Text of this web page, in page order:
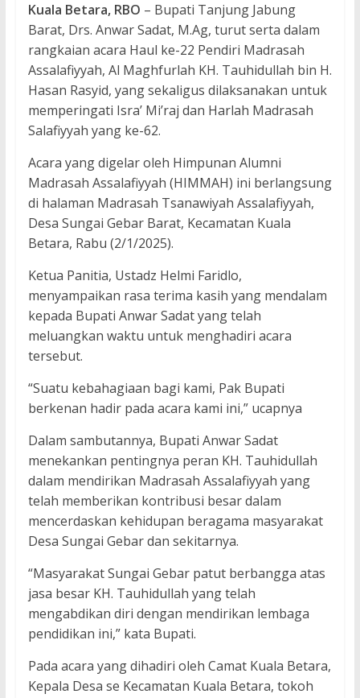
Kuala Betara, RBO – Bupati Tanjung Jabung
Barat, Drs. Anwar Sadat, M.Ag, turut serta dalam
rangkaian acara Haul ke-22 Pendiri Madrasah
Assalafiyyah, Al Maghfurlah KH. Tauhidullah bin H.
Hasan Rasyid, yang sekaligus dilaksanakan untuk
memperingati Isra’ Mi’raj dan Harlah Madrasah
Salafiyyah yang ke-62.
Acara yang digelar oleh Himpunan Alumni
Madrasah Assalafiyyah (HIMMAH) ini berlangsung
di halaman Madrasah Tsanawiyah Assalafiyyah,
Desa Sungai Gebar Barat, Kecamatan Kuala
Betara, Rabu (2/1/2025).
Ketua Panitia, Ustadz Helmi Faridlo,
menyampaikan rasa terima kasih yang mendalam
kepada Bupati Anwar Sadat yang telah
meluangkan waktu untuk menghadiri acara
tersebut.
“Suatu kebahagiaan bagi kami, Pak Bupati
berkenan hadir pada acara kami ini,” ucapnya
Dalam sambutannya, Bupati Anwar Sadat
menekankan pentingnya peran KH. Tauhidullah
dalam mendirikan Madrasah Assalafiyyah yang
telah memberikan kontribusi besar dalam
mencerdaskan kehidupan beragama masyarakat
Desa Sungai Gebar dan sekitarnya.
“Masyarakat Sungai Gebar patut berbangga atas
jasa besar KH. Tauhidullah yang telah
mengabdikan diri dengan mendirikan lembaga
pendidikan ini,” kata Bupati.
Pada acara yang dihadiri oleh Camat Kuala Betara,
Kepala Desa se Kecamatan Kuala Betara, tokoh